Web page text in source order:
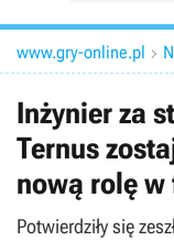
www.gry-online.pl 
Inżynier za
Ternus
nową rolę
Potwierdziły się